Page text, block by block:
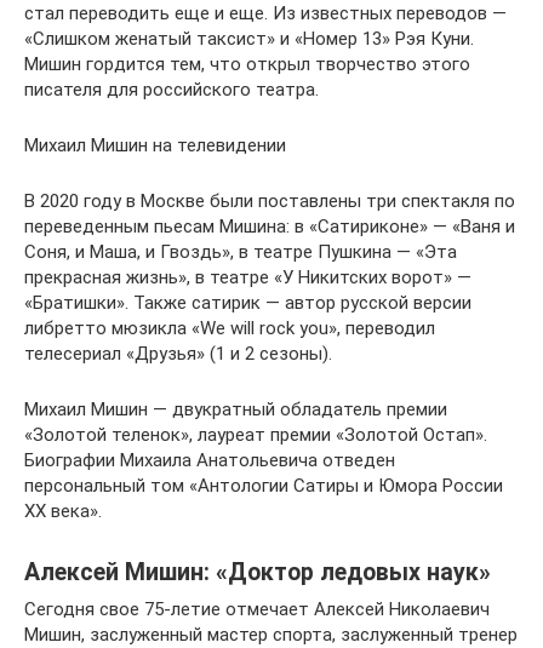
стал переводить еще и еще. Из известных переводов —
«Слишком женатый таксист» и «Номер 13» Рэя Куни.
Мишин гордится тем, что открыл творчество этого
писателя для российского театра.
Михаил Мишин на телевидении
В 2020 году в Москве были поставлены три спектакля по
переведенным пьесам Мишина: в «Сатириконе» — «Ваня и
Соня, и Маша, и Гвоздь», в театре Пушкина — «Эта
прекрасная жизнь», в театре «У Никитских ворот» —
«Братишки». Также сатирик — автор русской версии
либретто мюзикла «We will rock you», переводил
телесериал «Друзья» (1 и 2 сезоны).
Михаил Мишин — двукратный обладатель премии
«Золотой теленок», лауреат премии «Золотой Остап».
Биографии Михаила Анатольевича отведен
персональный том «Антологии Сатиры и Юмора России
XX века».
Алексей Мишин: «Доктор ледовых наук»
Сегодня свое 75-летие отмечает Алексей Николаевич
Мишин, заслуженный мастер спорта, заслуженный тренер